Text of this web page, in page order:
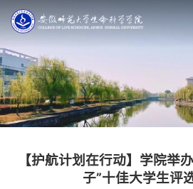
【护航计划在行动】学院举
子”十佳大学生评